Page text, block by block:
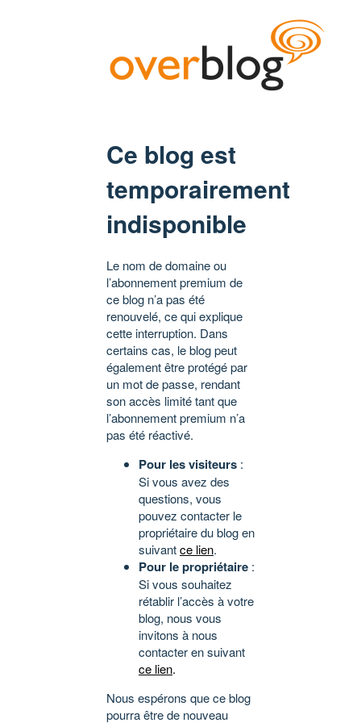
Ce blog est
temporairement
indisponible
Le nom de domaine ou
l’abonnement premium de
ce blog n’a pas été
renouvelé, ce qui explique
cette interruption. Dans
certains cas, le blog peut
également être protégé par
un mot de passe, rendant
son accès limité tant que
l’abonnement premium n’a
pas été réactivé.
Pour les visiteurs :
Si vous avez des
questions, vous
pouvez contacter le
propriétaire du blog en
suivantce lien.
Pour le propriétaire :
Si vous souhaitez
rétablir l’accès à votre
blog, nous vous
invitons à nous
contacter en suivant
ce lien.
Nous espérons que ce blog
pourra être de nouveau